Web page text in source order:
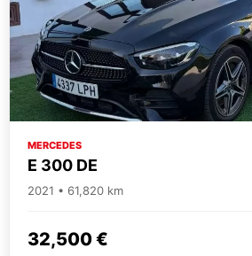
MERCEDES
E 300 DE
2021 • 61,820 km
32,500 €